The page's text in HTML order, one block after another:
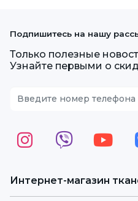
Интернет-магазин
Подпишитесь на нашу
Только полезные
Узнайте первыми о